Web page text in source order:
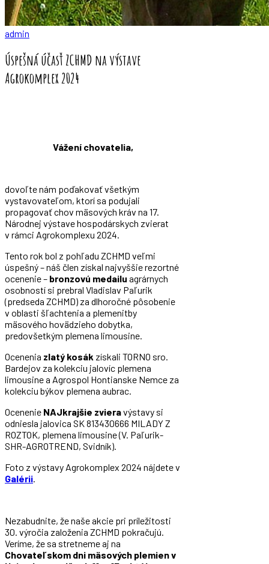
admin
Úspešná účasť ZCHMD na výstave
Agrokomplex 2024
Vážení chovatelia,
dovoľte nám poďakovať všetkým
vystavovateľom, ktorí sa podujali
propagovať chov mäsových kráv na 17.
Národnej výstave hospodárskych zvierat
v rámci Agrokomplexu 2024.
Tento rok bol z pohľadu ZCHMD veľmi
úspešný – náš člen získal najvyššie rezortné
ocenenie – bronzovú medailu agrárnych
osobností si prebral Vladislav Paľurik
(predseda ZCHMD) za dlhoročné pôsobenie
v oblasti šľachtenia a plemenitby
mäsového hovädzieho dobytka,
predovšetkým plemena limousine.
Ocenenia zlatý kosák získali TORNO sro.
Bardejov za kolekciu jalovíc plemena
limousine a Agrospol Hontianske Nemce za
kolekciu býkov plemena aubrac.
Ocenenie NAJkrajšie zvieravýstavy si
odniesla jalovica SK 813430666 MILADY Z
ROZTOK, plemena limousine (V. Paľurik-
SHR-AGROTREND, Svidník).
Foto z výstavy Agrokomplex 2024 nájdete v
Galérii.
Nezabudnite, že naše akcie pri príležitosti
30. výročia založenia ZCHMD pokračujú.
Veríme, že sa stretneme aj na
Chovateľskom dni mäsových plemien v